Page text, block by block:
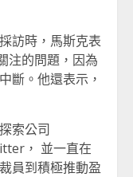
訪時，馬斯克表
注的問題，因為
斷。他還表示，
索公司
， 並一直在
員到積極推動盈